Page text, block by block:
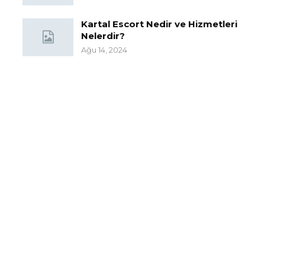
Kartal Escort Nedir ve Hizmetleri
Nelerdir?
Ağu 14, 2024